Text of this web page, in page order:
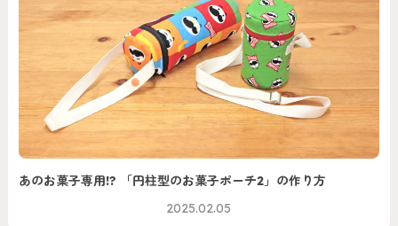
あのお菓子専用!? 「円柱型のお菓子ポーチ2」の作り方
2025.02.05